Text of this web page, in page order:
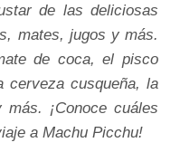
de las deliciosas
mates, jugos y más.
de coca, el pisco
cerveza cusqueña, la
¡Conoce cuáles
a Machu Picchu!